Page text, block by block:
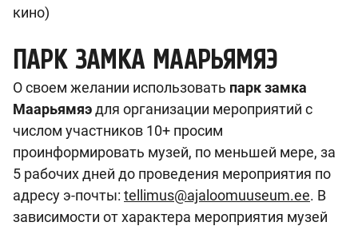
кино)
ПАРК ЗАМКА МААРЬЯМЯЭ
О своем желании использовать парк замка
Маарьямяэдля организации мероприятий с
числом участников 10+ просим
проинформировать музей, по меньшей мере, за
5 рабочих дней до проведения мероприятия по
адресу э-почты: tellimus@ajaloomuuseum.ee. В
зависимости от характера мероприятия музей